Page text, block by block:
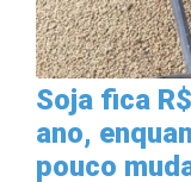
Soja fica
ano,
pouco